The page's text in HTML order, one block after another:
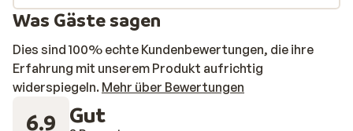
Genießen Sie einen wunderschönen Wintersporturlaub
in einem noch schöneren Skigebiet!
Was Gäste sagen
Dies sind 100% echte Kundenbewertungen, die ihre
Erfahrung mit unserem Produkt aufrichtig
widerspiegeln. Mehr über Bewertungen
6.9 Gut